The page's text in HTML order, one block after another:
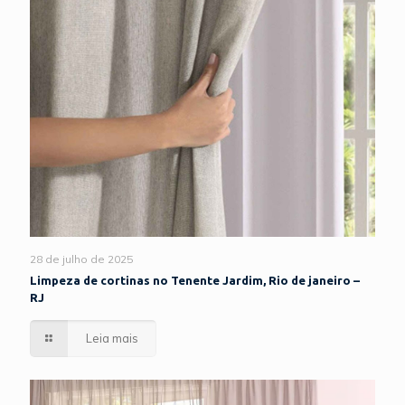
28 de julho de 2025
Limpeza de cortinas no Tenente Jardim, Rio de janeiro –
RJ
Leia mais